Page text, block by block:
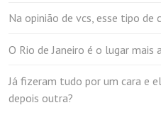
Na opinião de vcs, esse tipo
O Rio de Janeiro é o lugar
Já fizeram tudo por um cara e
depois outra?